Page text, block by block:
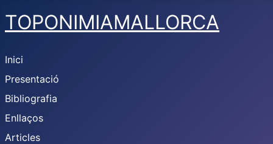
TOPONIMIAMALLORCA
Inici
Presentació
Bibliografia
Enllaços
Articles